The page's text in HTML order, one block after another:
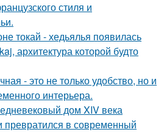
стиля и
токай - хедьялья появилась
архитектура которой будто
- это не только удобство, но и
интерьера.
дом XIV века
превратился в современный